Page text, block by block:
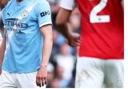
Getty Images